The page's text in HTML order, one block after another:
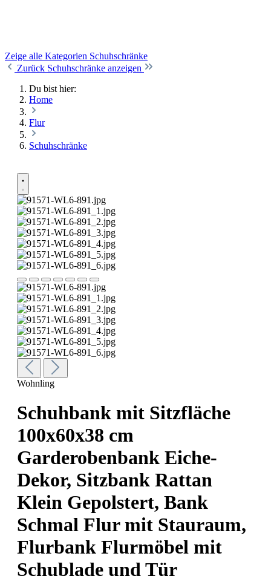
Zeige alle Kategorien Schuhschränke
Zurück Schuhschränke anzeigen
Du bist hier:
Home
Flur
Schuhschränke
Wohnling
Schuhbank mit Sitzfläche
100x60x38 cm
Garderobenbank Eiche-
Dekor, Sitzbank Rattan
Klein Gepolstert, Bank
Schmal Flur mit Stauraum,
Flurbank Flurmöbel mit
Schublade und Tür